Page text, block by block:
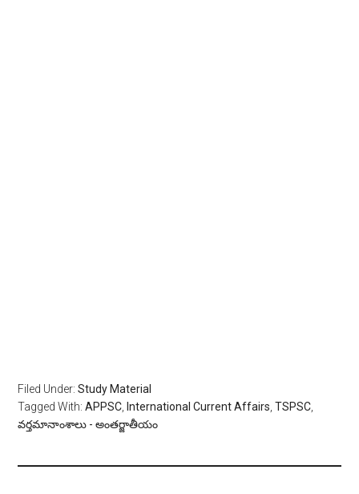
Filed Under:Study Material
Tagged With:APPSC International Current Affairs ,TSPSC
వ‌ర్త‌మానాంశాలు - అంత‌ర్జాతీయం